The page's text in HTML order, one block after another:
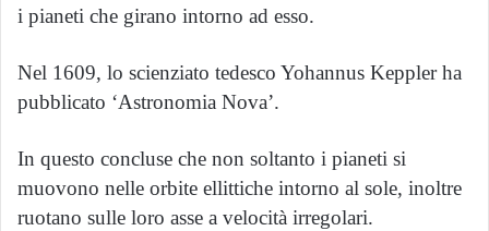
i pianeti che girano intorno ad esso.
Nel 1609, lo scienziato tedesco Yohannus Keppler ha
pubblicato ‘Astronomia Nova’.
In questo concluse che non soltanto i pianeti si
muovono nelle orbite ellittiche intorno al sole, inoltre
ruotano sulle loro asse a velocità irregolari.